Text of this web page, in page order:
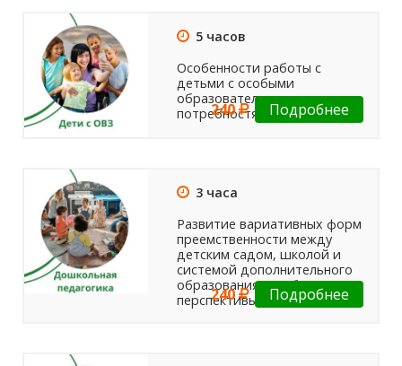
5 часов
Особенности работы с
детьми с особыми
образовательными
потребностями: дети с ОВЗ
240 Подробнее
3 часа
Развитие вариативных форм
преемственности между
детским садом, школой и
системой дополнительного
образования. Проблемы и
перспективы.
240 Подробнее